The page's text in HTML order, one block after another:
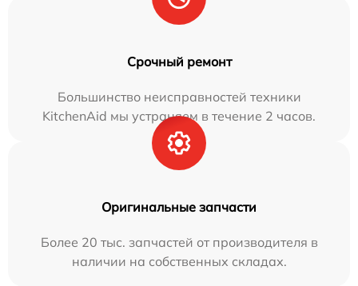
Срочный ремонт
Большинство неисправностей техники
KitchenAid мы устраняем в течение 2 часов.
Оригинальные запчасти
Более 20 тыс. запчастей от производителя в
наличии на собственных складах.